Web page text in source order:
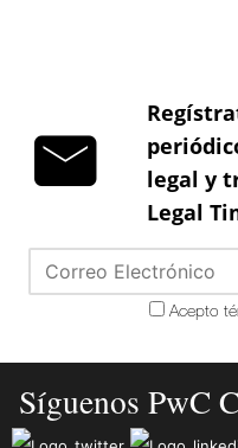
legal y
Legal
Acepto
Síguenos PwC